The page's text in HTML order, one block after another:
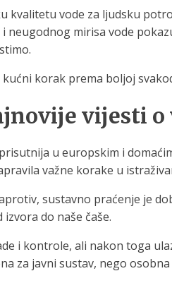
kvalitetu vode za ljudsku
neugodnog mirisa vode
korak prema boljoj
vijesti o
u europskim i
važne korake u
sustavno praćenje je
do naše čaše.
i kontrole, ali nakon toga
za javni sustav, nego